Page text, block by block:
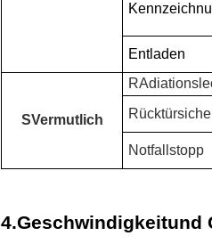
Entladen
SVermutlich
R
Notfallstopp
4.Geschwindigkeitund